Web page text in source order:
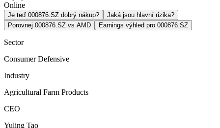
Online
Je teď 000876.SZ dobrý nákup?
Jaká jsou hlavní rizika?
Porovnej 000876.SZ vs AMD
Earnings výhled pro 000876.SZ
Sector
Consumer Defensive
Industry
Agricultural Farm Products
CEO
Yuling Tao